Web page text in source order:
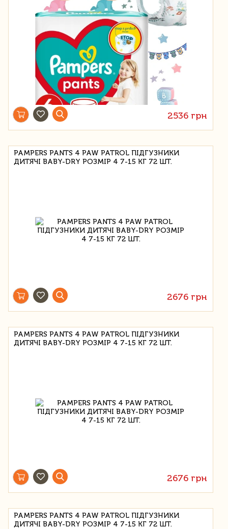
2536 грн
PAMPERS PANTS 4 PAW PATROL ПІДГУЗНИКИ
ДИТЯЧІ BABY-DRY РОЗМІР 4 7-15 КГ 72 ШТ.
2676 грн
PAMPERS PANTS 4 PAW PATROL ПІДГУЗНИКИ
ДИТЯЧІ BABY-DRY РОЗМІР 4 7-15 КГ 72 ШТ.
2676 грн
PAMPERS PANTS 4 PAW PATROL ПІДГУЗНИКИ
ДИТЯЧІ BABY-DRY РОЗМІР 4 7-15 КГ 72 ШТ.